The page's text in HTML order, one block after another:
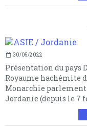
30/05/2022
Présentation du pays
Royaume hachémite
Monarchie
Jordanie (depuis le 7